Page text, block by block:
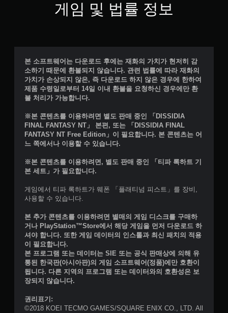
게임 및 법률 정보
본 소프트웨어는 다운로드 후에는 재화의 가치가 현저히 감
소하기 때문에 환불되지 않습니다. 관련 법률에 따라 재화의
가치가 손상되지 않은, 즉 다운로드 하지 않은 경우에 한하여
제품 수령일로부터 14일 이내 환불을 요청하신 경우에만 환
불 처리가 가능합니다.
※본 콘텐츠를 이용하려면 별도 판매 중인 「DISSIDIA
FINAL FANTASY NT」 본편, 또는 「DISSIDIA FINAL
FANTASY NT Free Edition」이 필요합니다. 본 콘텐츠는 어
느 쪽에서나 이용할 수 있습니다.
※본 콘텐츠를 이용하려면, 별도 판매 중인 「티파 록하트 기
본 세트」가 필요합니다.
게임에서 티파 록하트가 웨폰 「플래티넘 피스트」를 장비,
사용할 수 있습니다.
본 추가 콘텐츠를 이용하려면 별매의 게임 디스크를 구매하
거나 PlayStation™Store에서 해당 게임을 먼저 다운로드 하
셔야 합니다. 또한 게임 데이터의 인스톨과 최신 패치의 적용
이 필요합니다.
본 프로그램 또는 데이터는 SIE 또는 공식 판매상에 의해 유
통된 한국판(아시아판)의 게임 소프트웨어(정품)에만 호환이
됩니다. 다른 지역의 프로그램 또는 데이터와의 호환성은 보
장되지 않습니다.
권리표기:
©2018 KOEI TECMO GAMES/SQUARE ENIX CO., LTD. All